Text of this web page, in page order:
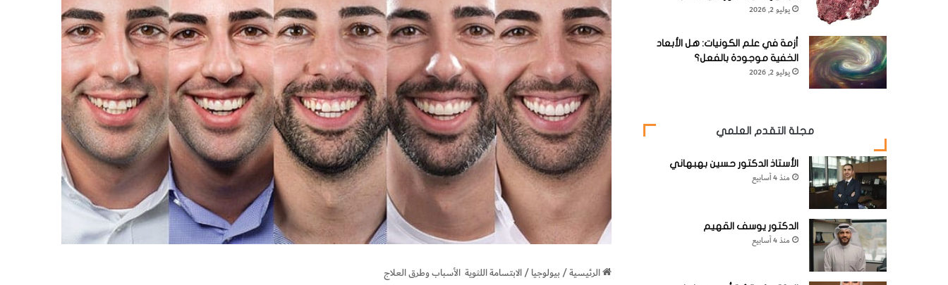
الرئيسية/بيولوجيا/الابتسامة اللثوية الأسباب وطرق العلاج
يوليو 2, 2026
أزمة في علم الكونيات: هل الأبعاد
الخفية موجودة بالفعل؟
يوليو 2, 2026
مجلة التقدم العلمي
الأستاذ الدكتور حسين بهبهاني
منذ 4 أسابيع
الدكتور يوسف القهيم
منذ 4 أسابيع